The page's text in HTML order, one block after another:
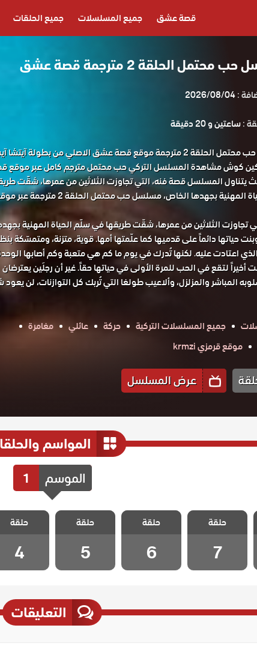
قصة عشق جميع المسلسلات جميع الحلقات
الحلقة 2 مترجمة قصة عشق
:
2026/08/04
:ساعتين و 20 دقيقة
مسلسل حب محتمل الحلقة 2 مترجمة موقع قصة عشق الاصلي من بطولة
كوش مشاهدة المسلسل التركي حب محتمل مترجم كامل عبر موقع
المسلسل قصة فنه، التي تجاوزت الثلاثين من عمرها، شقّت
سلّم الحياة المهنية بجهدها الخاص، مسلسل حب محتمل
تجاوزت الثلاثين من عمرها، شقّت طريقها في سلّم الحياة المهنية
حياتها دائماً على قدميها كما علّمتها أمها. قوية، متزنة، ومتمسّكة
اعتادت عليه. لكنها تُدرك في يوم ما كم هي متعبة وكم أصابها
أخيراً لتقع في الحب للمرة الأولى في حياتها حقاً. غير أن رجلَين يعترضان
المباشر والمزلزل، وألاعيب طولغا التي تُربك كل التوازنات، لن
جميع المسلسلات التركية حركة عائلي
مغامرة
موقع قرمزي krmzi
عرض المسلسل
المواسم
الموسم 1
مسلسل حب
محتمل الحلقة 7
حلقة
7
مسلسل حب
محتمل الحلقة 6
حلقة
6
مسلسل حب
محتمل الحلقة 5
حلقة
5
مسلسل
محتمل الحلقة 4
حلقة
4
التعليقات